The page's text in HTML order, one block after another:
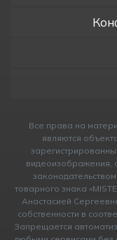
Все права на
являются
видеоизображения,
товарного знака
Анастасией
собственности в
Запрещается